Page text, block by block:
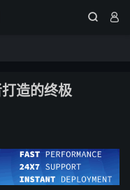
 
造的终极